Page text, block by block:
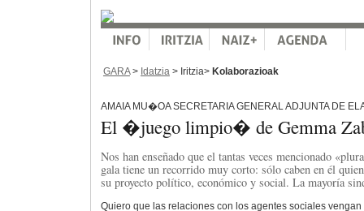
GARA> Idatzia > Iritzia> Kolaborazioak
AMAIA MU�OA SECRETARIA GENERAL ADJUNTA DE
El �juego limpio� de Gemma
Nos han enseñado que el tantas veces mencionado
gala tiene un recorrido muy corto: sólo caben en él
su proyecto político, económico y social. La mayoría
Quiero que las relaciones con los agentes sociales